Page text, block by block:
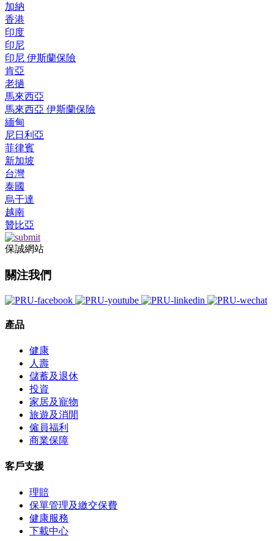
加納
香港
印度
印尼
印尼 伊斯蘭保險
肯亞
老撾
馬來西亞
馬來西亞 伊斯蘭保險
緬甸
尼日利亞
菲律賓
新加坡
台灣
泰國
烏干達
越南
贊比亞
保誠網站
關注我們
產品
健康
人壽
儲蓄及退休
投資
家居及寵物
旅遊及消閒
僱員福利
商業保障
客戶支援
理賠
保單管理及繳交保費
健康服務
下載中心